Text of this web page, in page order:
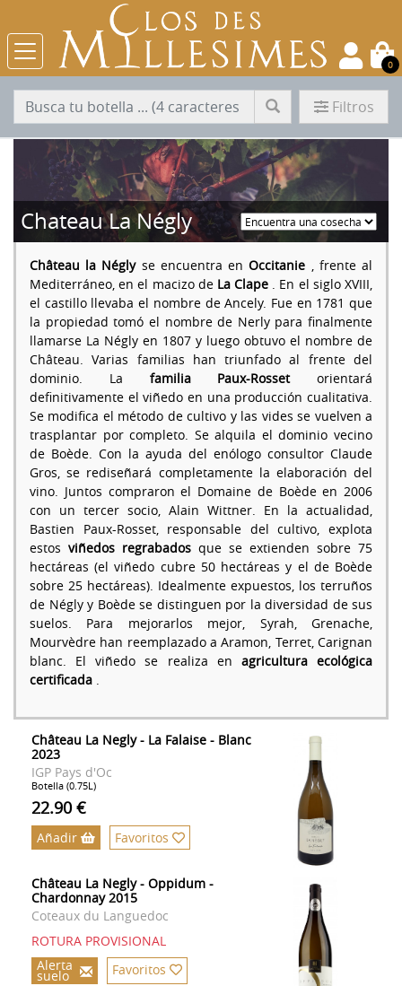
0
Filtros
Chateau La Négly
Château la Néglyse encuentra enOccitanie , frente al
Mediterráneo, en el macizo de La Clape . En el siglo XVIII,
el castillo llevaba el nombre de Ancely. Fue en 1781 que
la propiedad tomó el nombre de Nerly para finalmente
llamarse La Négly en 1807 y luego obtuvo el nombre de
Château. Varias familias han triunfado al frente del
dominio. La familia Paux-Rossetorientará
definitivamente el viñedo en una producción cualitativa.
Se modifica el método de cultivo y las vides se vuelven a
trasplantar por completo. Se alquila el dominio vecino
de Boède. Con la ayuda del enólogo consultor Claude
Gros, se rediseñará completamente la elaboración del
vino. Juntos compraron el Domaine de Boède en 2006
con un tercer socio, Alain Wittner. En la actualidad,
Bastien Paux-Rosset, responsable del cultivo, explota
estos viñedos regrabados que se extienden sobre 75
hectáreas (el viñedo cubre 50 hectáreas y el de Boède
sobre 25 hectáreas). Idealmente expuestos, los terruños
de Négly y Boède se distinguen por la diversidad de sus
suelos. Para mejorarlos mejor, Syrah, Grenache,
Mourvèdre han reemplazado a Aramon, Terret, Carignan
blanc. El viñedo se realiza en agricultura ecológica
certificada .
Château La Negly - La Falaise - Blanc
2023
IGP Pays d'Oc
Botella (0.75L)
22.90 €
Añadir Favoritos
Château La Negly - Oppidum -
Chardonnay 2015
Coteaux du Languedoc
ROTURA PROVISIONAL
Alerta
suelo Favoritos